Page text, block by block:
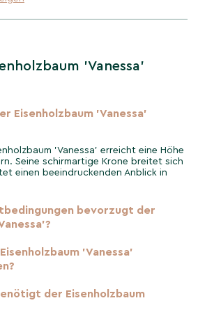
bereits vorhanden; der Baum ist
kurz darauf frischer grüner Austrieb.
der schlanke, aufrechte Aufbau
Gelb–Orange–Rot bis
Zierwert.
'Vanessa'
Eisenholzbaum 'Vanessa'
'Vanessa' erreicht eine Höhe
Seine schirmartige Krone breitet sich
einen beeindruckenden Anblick in
bevorzugt der
'Vanessa'
der Eisenholzbaum